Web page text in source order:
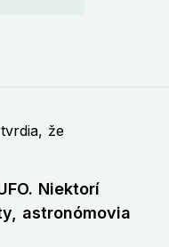
Niektorí
astronómovia